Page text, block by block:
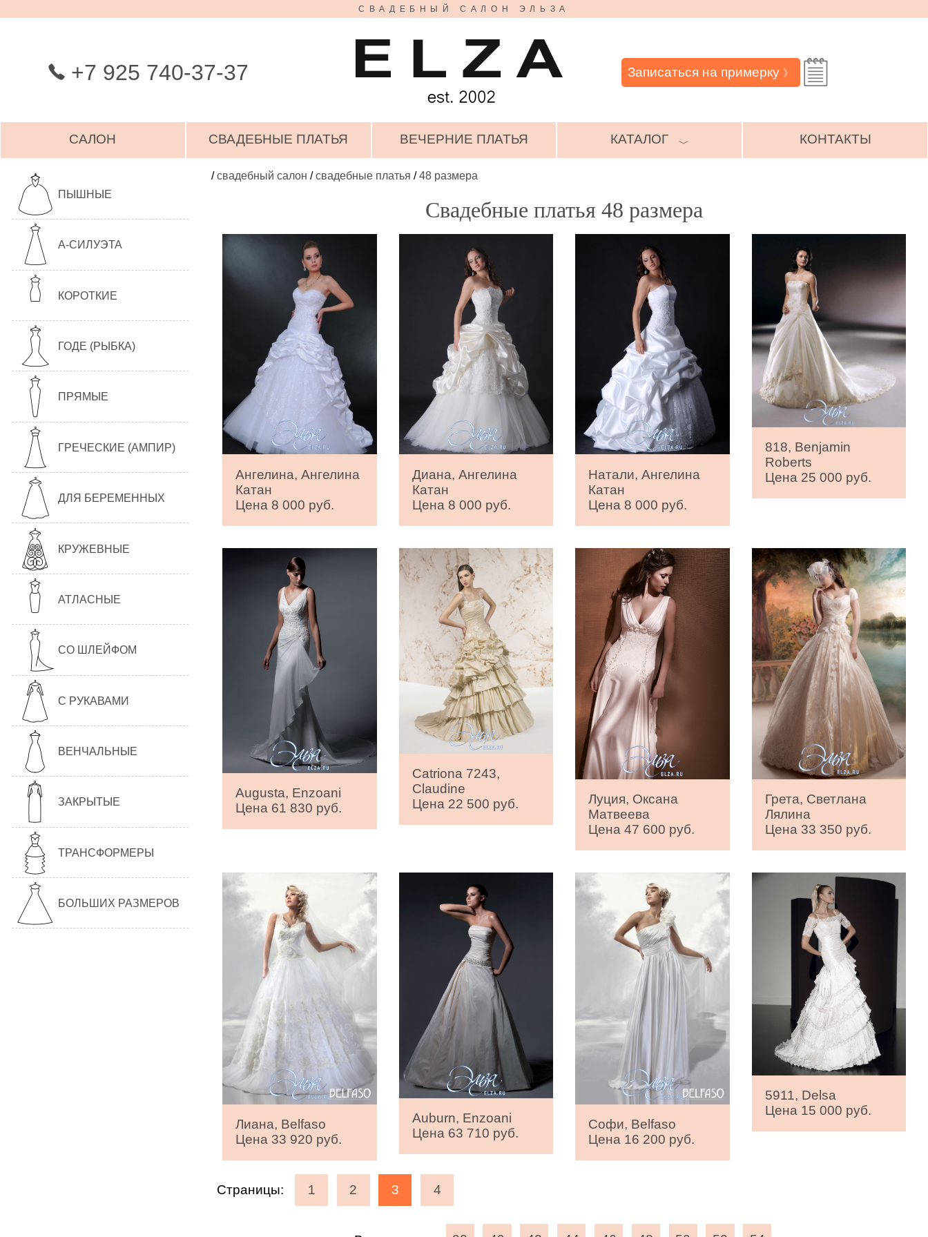
СВАДЕБНЫЙ САЛОН ЭЛЬЗА
+7 925 740-37-37 Записаться на примерку 》
САЛОН СВАДЕБНЫЕ ПЛАТЬЯ ВЕЧЕРНИЕ ПЛАТЬЯ КАТАЛОГ ﹀ КОНТАКТЫ
ПЫШНЫЕ
А-СИЛУЭТА
КОРОТКИЕ
ГОДЕ (РЫБКА)
ПРЯМЫЕ
ГРЕЧЕСКИЕ (АМПИР)
ДЛЯ БЕРЕМЕННЫХ
КРУЖЕВНЫЕ
АТЛАСНЫЕ
СО ШЛЕЙФОМ
С РУКАВАМИ
ВЕНЧАЛЬНЫЕ
ЗАКРЫТЫЕ
ТРАНСФОРМЕРЫ
БОЛЬШИХ РАЗМЕРОВ
/свадебный салон /свадебные платья /48 размера
Свадебные платья 48 размера
Ангелина, Ангелина
Катан
Цена 8 000 руб.
Диана, Ангелина
Катан
Цена 8 000 руб.
Натали, Ангелина
Катан
Цена 8 000 руб.
818, Benjamin
Roberts
Цена 25 000 руб.
Augusta, Enzoani
Цена 61 830 руб.
Catriona 7243,
Claudine
Цена 22 500 руб.
Луция, Оксана
Матвеева
Цена 47 600 руб.
Грета, Светлана
Лялина
Цена 33 350 руб.
Лиана, Belfaso
Цена 33 920 руб.
Auburn, Enzoani
Цена 63 710 руб.
Софи, Belfaso
Цена 16 200 руб.
5911, Delsa
Цена 15 000 руб.
Страницы: 1 2 3 4